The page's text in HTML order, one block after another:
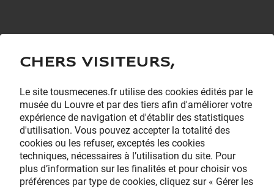
Avec le mécénat
exceptionnel de
Chers visiteurs,
Le site tousmecenes.fr utilise des cookies édités par le
musée du Louvre et par des tiers afin d'améliorer votre
expérience de navigation et d'établir des statistiques
d'utilisation. Vous pouvez accepter la totalité des
cookies ou les refuser, exceptés les cookies
techniques, nécessaires à l’utilisation du site. Pour
plus d’information sur les finalités et pour choisir vos
préférences par type de cookies, cliquez sur « Gérer les